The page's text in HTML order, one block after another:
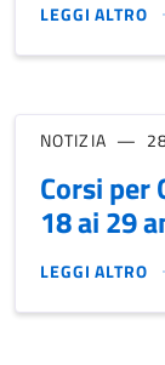
LEGGI ALTRO
CAMMINATA
NOTIZIA
Corsi per
18 ai 29
LEGGI ALTRO
CORSI PER